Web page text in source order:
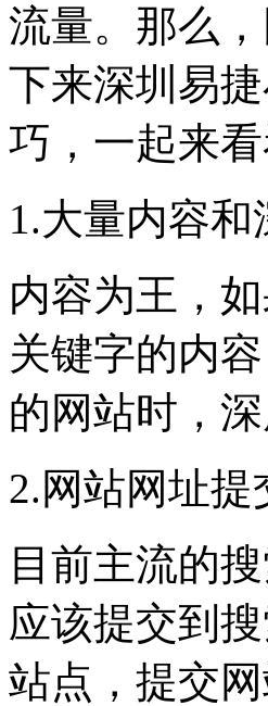
流量。那么
下来深圳易
巧，一起来看
1.大量内容和
内容为王，
关键字的内
的网站时，
2.网站网址提
目前主流的
应该提交到
站点，提交